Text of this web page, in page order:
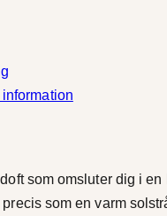
:
7
som omsluter dig i en
precis som en varm